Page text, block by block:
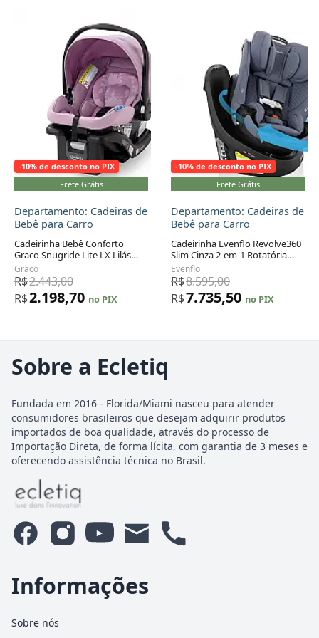
-10% de desconto no PIX
Frete Grátis
Departamento: Cadeiras de
Bebê para Carro
Cadeirinha Bebê Conforto
Graco Snugride Lite LX Lilás
Mod Sistema LATCH Base
Ajustável
Graco
R$2.443,00
R$2.198,70 no PIX
-10% de desconto no PIX
Frete Grátis
Departamento: Cadeiras de
Bebê para Carro
Cadeirinha Evenflo Revolve360
Slim Cinza 2-em-1 Rotatória
Recém-nascido a 29,5 kg
Evenflo
R$8.595,00
R$7.735,50 no PIX
Sobre a Ecletiq
Fundada em 2016 - Florida/Miami nasceu para atender
consumidores brasileiros que desejam adquirir produtos
importados de boa qualidade, através do processo de
Importação Direta, de forma lícita, com garantia de 3 meses e
oferecendo assistência técnica no Brasil.
Informações
Sobre nós